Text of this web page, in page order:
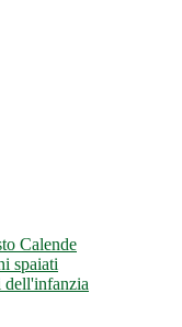
Calende
spaiati